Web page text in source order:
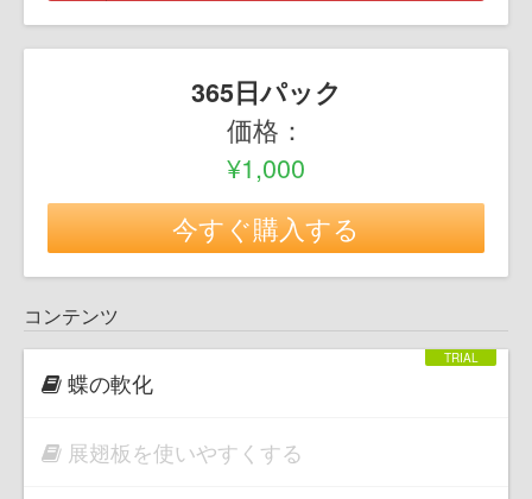
365日パック
価格：
¥1,000
今すぐ購入する
コンテンツ
蝶の軟化
展翅板を使いやすくする